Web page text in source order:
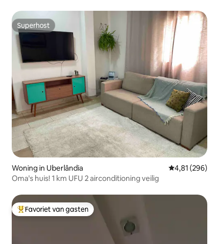
Superhost
Superhost
Woning in Uberlândia Gemiddelde
4,81 (296)
Oma's huis! 1 km UFU 2 airconditioning veilig
Topfavoriet van gasten
Favoriet van gasten